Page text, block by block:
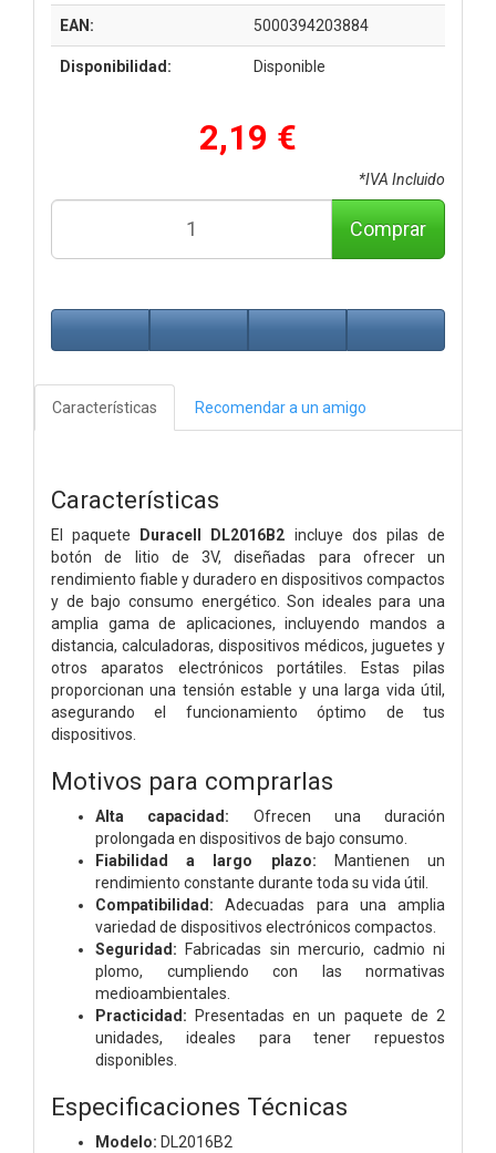
EAN: 5000394203884
Disponibilidad: Disponible
2,19 €
*IVA Incluido
Comprar
Características Recomendar a un amigo
Características
El paquete Duracell DL2016B2 incluye dos pilas de
botón de litio de 3V, diseñadas para ofrecer un
rendimiento fiable y duradero en dispositivos compactos
y de bajo consumo energético. Son ideales para una
amplia gama de aplicaciones, incluyendo mandos a
distancia, calculadoras, dispositivos médicos, juguetes y
otros aparatos electrónicos portátiles. Estas pilas
proporcionan una tensión estable y una larga vida útil,
asegurando el funcionamiento óptimo de tus
dispositivos.
Motivos para comprarlas
Alta capacidad: Ofrecen una duración
prolongada en dispositivos de bajo consumo.
Fiabilidad a largo plazo: Mantienen un
rendimiento constante durante toda su vida útil.
Compatibilidad: Adecuadas para una amplia
variedad de dispositivos electrónicos compactos.
Seguridad: Fabricadas sin mercurio, cadmio ni
plomo, cumpliendo con las normativas
medioambientales.
Practicidad: Presentadas en un paquete de 2
unidades, ideales para tener repuestos
disponibles.
Especificaciones Técnicas
Modelo: DL2016B2